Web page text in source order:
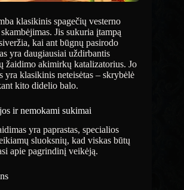
klasikinis spagečių vesterno
Jis sukuria įtampą
kai ant būgnų pasirodo
yra daugiausiai uždirbantis
žaidimo akimirkų katalizatorius. Jo
yra klasikinis neteisėtas – skrybėlė
kito didelio balo.
ir nemokami sukimai
yra paprastas, specialios
sluoksnių, kad viskas būtų
apie pagrindinį veikėją.